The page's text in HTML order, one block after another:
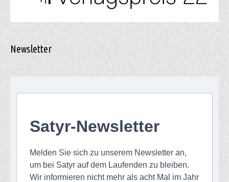
Newsletter
Satyr-Newsletter
Melden Sie sich zu unserem Newsletter an,
um bei Satyr auf dem Laufenden zu bleiben.
Wir informieren nicht mehr als acht Mal im Jahr